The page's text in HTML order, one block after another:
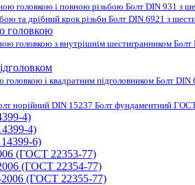
головкою і повною різьбою Болт DIN 931 з
та дрібний крок різьби Болт DIN 6921 з
головкою
головкою з внутрішнім шестигранником Болт
головкою і квадратним підголовником Болт DIN
норійний DIN 15237 Болт фундаментний
4)
4)
6)
(ГОСТ 22353-77)
(ГОСТ 22354-77)
(ГОСТ 22355-77)